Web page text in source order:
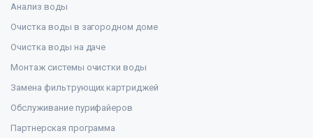
Анализ воды
Очистка воды в загородном доме
Очистка воды на даче
Монтаж системы очистки воды
Замена фильтрующих картриджей
Обслуживание пурифайеров
Партнерская программа